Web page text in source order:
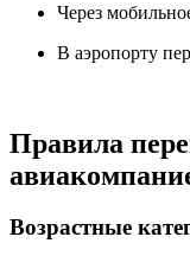
Через
В аэропорту
Правила
Возрастные